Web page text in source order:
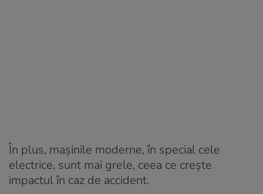
În plus, mașinile moderne, în special cele
electrice, sunt mai grele, ceea ce crește
impactul în caz de accident.